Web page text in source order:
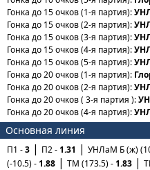
Гонка до 15 очков (1-я партия):
Гонка до 15 очков (2-я партия):
Гонка до 15 очков (3-я партия):
Гонка до 15 очков (4-я партия):
Гонка до 15 очков (5-я партия):
Гонка до 20 очков (1-я партия):
Гонка до 20 очков (2-я партия):
Гонка до 20 очков ( 3-я партия ):
Гонка до 20 очков (4-я партия):
Основная линия
П1 -3 П2 -1.31 УНЛаМ Б (ж)
(-10.5) -1.88 ТМ (173.5) -1.83